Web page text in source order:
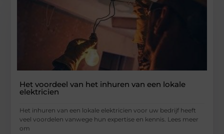
Het voordeel van het inhuren van een lokale
elektricien
Het inhuren van een lokale elektricien voor uw bedrijf heeft
veel voordelen vanwege hun expertise en kennis. Lees meer
om